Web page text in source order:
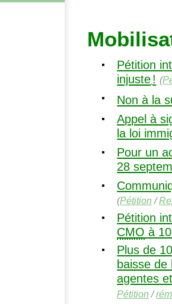
Pétition
injuste! (
Non à la
Appel à
la loi
Pour un
28
(Pétition /
Pétition
CMO à
Plus de
baisse de
agentes
Pétition /